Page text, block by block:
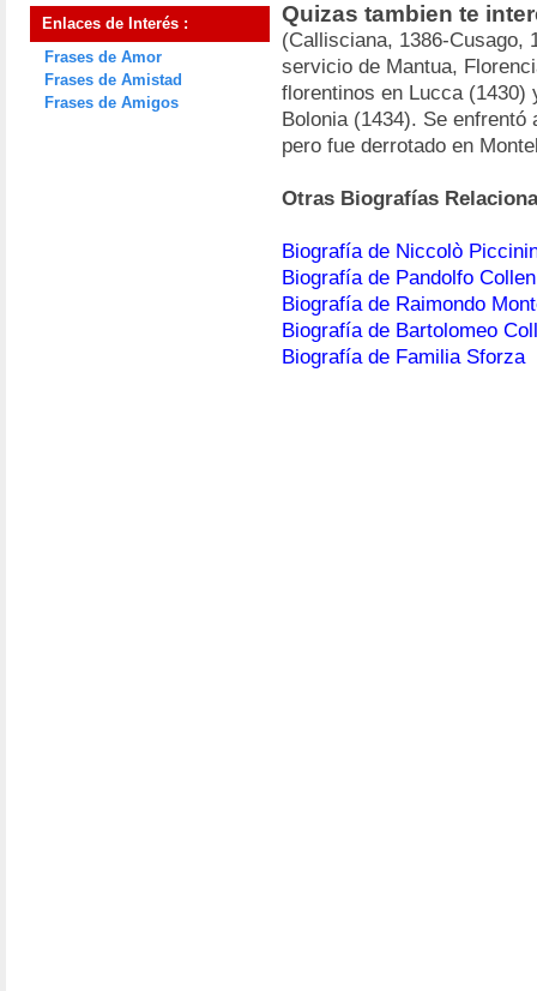
Enlaces de Interés :
Frases de Amor
Frases de Amistad
Frases de Amigos
Quizas tambien te
(Callisciana, 1386-Cusago,
servicio de Mantua,
florentinos en Lucca (1430)
Bolonia (1434). Se
pero fue derrotado en
Otras Biografías
Biografía de Niccolò
Biografía de Pandolfo
Biografía de Raimondo
Biografía de Bartolomeo
Biografía de Familia Sforza